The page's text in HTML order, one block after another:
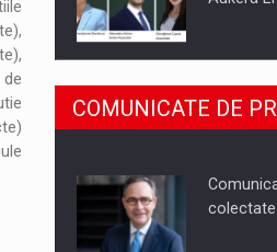
SAPTE
DE
Hard
COMUNICATE DE
colectate